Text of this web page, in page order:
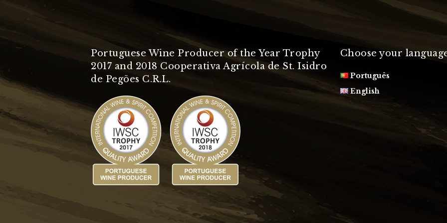
Portuguese Wine Producer of the Year Trophy
2017 and 2018 Cooperativa Agrícola de St. Isidro
de Pegões C.R.L.
Choose your
Português
English